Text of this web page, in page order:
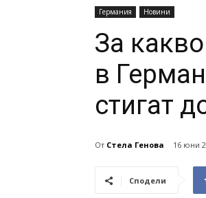
Германия Новини
За
в
стигат
От Стела Генова 16 юни
Сподели